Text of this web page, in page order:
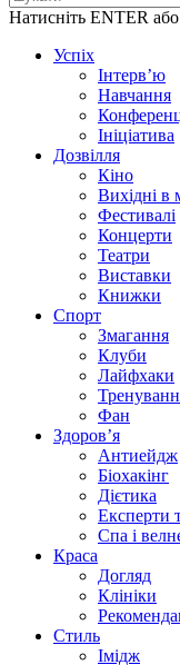
Натисніть ENTER
Успіх
Інтерв’ю
Навчання
Ініціатива
Дозвілля
Кіно
Вихідні в
Фестивалі
Концерти
Театри
Виставки
Книжки
Спорт
Змагання
Клуби
Лайфхаки
Фан
Здоров’я
Антиейдж
Біохакінг
Дієтика
Експерти
Спа i
Краса
Догляд
Клініки
Стиль
Імідж